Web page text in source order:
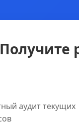
Получите
аудит текущих